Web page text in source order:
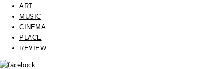
ART
MUSIC
CINEMA
PLACE
REVIEW